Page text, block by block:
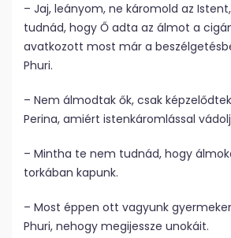
– Jaj, leányom, ne káromold az
tudnád, hogy Ő adta az álmot a
avatkozott most már a
Phuri.
– Nem álmodtak ők, csak
Perina, amiért istenkáromlással
– Mintha te nem tudnád, hogy
torkában kapunk.
– Most éppen ott vagyunk
Phuri, nehogy megijessze unokáit.